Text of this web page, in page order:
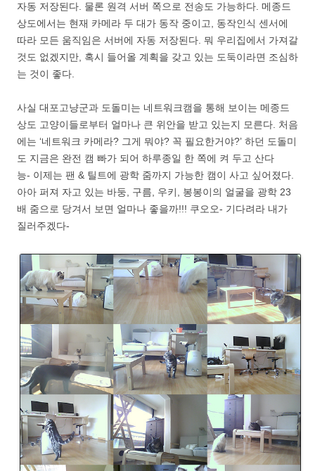
자동 저장된다. 물론 원격 서버 쪽으로 전송도 가능하다. 메종드
상도에서는 현재 카메라 두 대가 동작 중이고, 동작인식 센서에
따라 모든 움직임은 서버에 자동 저장된다. 뭐 우리집에서 가져갈
것도 없겠지만, 혹시 들어올 계획을 갖고 있는 도둑이라면 조심하
는 것이 좋다.
사실 대포고냥군과 도돌미는 네트워크캠을 통해 보이는 메종드
상도 고양이들로부터 얼마나 큰 위안을 받고 있는지 모른다. 처음
에는 ‘네트워크 카메라? 그게 뭐야? 꼭 필요한거야?’ 하던 도돌미
도 지금은 완전 캠 빠가 되어 하루종일 한 쪽에 켜 두고 산다
능- 이제는 팬 & 틸트에 광학 줌까지 가능한 캠이 사고 싶어졌다.
아아 퍼져 자고 있는 바둥, 구름, 우키, 봉봉이의 얼굴을 광학 23
배 줌으로 당겨서 보면 얼마나 좋을까!!! 쿠오오- 기다려라 내가
질러주겠다-